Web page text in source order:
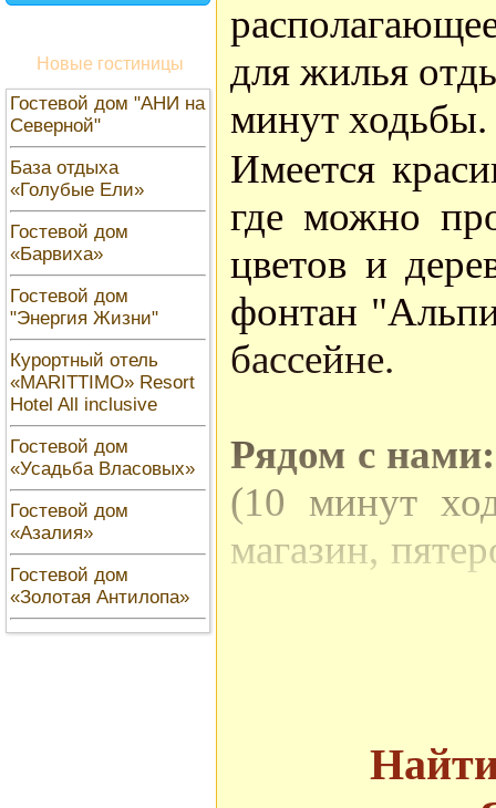
Новые гостиницы
Гостевой дом "АНИ на
Северной"
База отдыха
«Голубые Ели»
Гостевой дом
«Барвиха»
Гостевой дом
"Энергия Жизни"
Курортный отель
«MARITTIMO» Resort
Hotel All inclusive
Гостевой дом
«Усадьба Власовых»
Гостевой дом
«Азалия»
Гостевой дом
«Золотая Антилопа»
для жилья
минут ходьбы.
Имеется
где можно
цветов и
фонтан
бассейне.
Рядом с нами:
(10 минут
магазин,
заведениям